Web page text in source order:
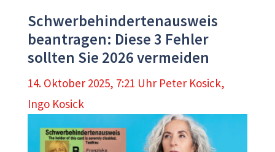
Schwerbehindertenausweis
beantragen: Diese 3 Fehler
sollten Sie 2026 vermeiden
14. Oktober 2025, 7:21 Uhr Peter Kosick,
Ingo Kosick